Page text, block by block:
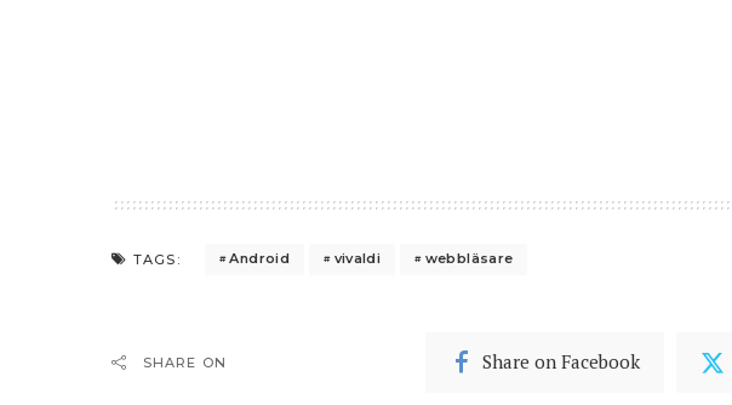
TAGS: Android vivaldi webbläsare
SHARE ON Share on Facebook